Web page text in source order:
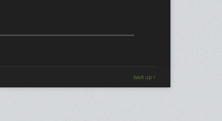
back up ↑